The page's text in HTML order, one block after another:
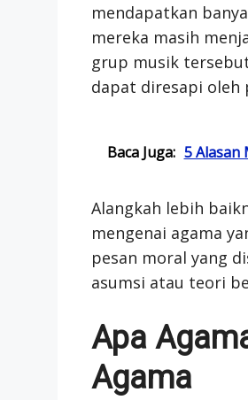
mendapatkan
mereka masih
grup musik
dapat diresapi oleh
Baca Juga: 5 Alasan
Alangkah lebih
mengenai agama
pesan moral yang
asumsi atau teori
Apa
Agama